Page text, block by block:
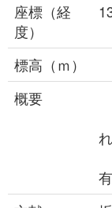
座標（経
度）
標高（ｍ）
概要